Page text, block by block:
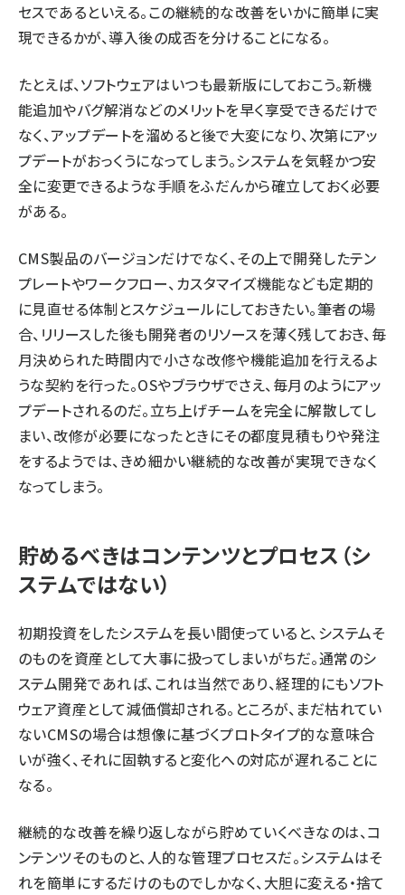
セスであるといえる。この継続的な改善をいかに簡単に実
現できるかが、導入後の成否を分けることになる。
たとえば、ソフトウェアはいつも最新版にしておこう。新機
能追加やバグ解消などのメリットを早く享受できるだけで
なく、アップデートを溜めると後で大変になり、次第にアッ
プデートがおっくうになってしまう。システムを気軽かつ安
全に変更できるような手順をふだんから確立しておく必要
がある。
CMS製品のバージョンだけでなく、その上で開発したテン
プレートやワークフロー、カスタマイズ機能なども定期的
に見直せる体制とスケジュールにしておきたい。筆者の場
合、リリースした後も開発者のリソースを薄く残しておき、毎
月決められた時間内で小さな改修や機能追加を行えるよ
うな契約を行った。OSやブラウザでさえ、毎月のようにアッ
プデートされるのだ。立ち上げチームを完全に解散してし
まい、改修が必要になったときにその都度見積もりや発注
をするようでは、きめ細かい継続的な改善が実現できなく
なってしまう。
貯めるべきはコンテンツとプロセス（シ
ステムではない）
初期投資をしたシステムを長い間使っていると、システムそ
のものを資産として大事に扱ってしまいがちだ。通常のシ
ステム開発であれば、これは当然であり、経理的にもソフト
ウェア資産として減価償却される。ところが、まだ枯れてい
ないCMSの場合は想像に基づくプロトタイプ的な意味合
いが強く、それに固執すると変化への対応が遅れることに
なる。
継続的な改善を繰り返しながら貯めていくべきなのは、コ
ンテンツそのものと、人的な管理プロセスだ。システムはそ
れを簡単にするだけのものでしかなく、大胆に変える・捨て